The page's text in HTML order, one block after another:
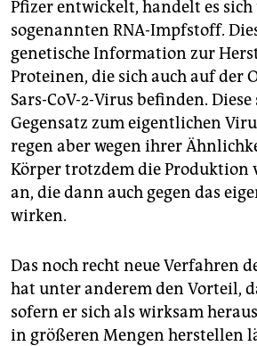
Pfizer entwickelt, handelt es
sogenannten RNA-Impfstoff.
genetische Information zur
Proteinen, die sich auch auf der
Sars-CoV-2-Virus befinden.
Gegensatz zum eigentlichen
regen aber wegen ihrer
Körper trotzdem die Produktion
an, die dann auch gegen das
wirken.
Das noch recht neue Verfahren
hat unter anderem den Vorteil,
sofern er sich als wirksam
in größeren Mengen herstellen